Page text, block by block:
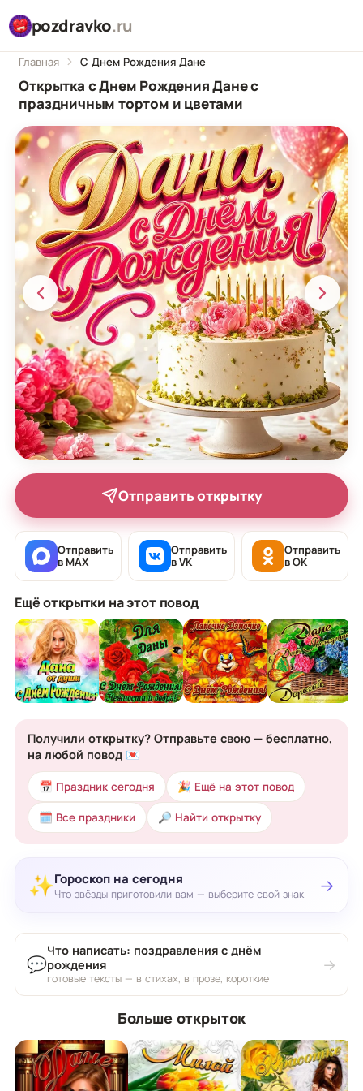
pozdravko.ru
Главная С Днем Рождения Дане
Открытка с Днем Рождения Дане с
праздничным тортом и цветами
Отправить открытку
Отправить
в MAX
Отправить
в VK
Отправить
в OK
Ещё открытки на этот повод
Получили открытку? Отправьте свою — бесплатно,
на любой повод 💌
📅 Праздник сегодня 🎉 Ещё на этот повод
🗓 Все праздники 🔎 Найти открытку
✨Гороскоп на сегодня
Что звёзды приготовили вам — выберите свой знак →
💬
Что написать: поздравления с днём
рождения
готовые тексты — в стихах, в прозе, короткие
→
Больше открыток